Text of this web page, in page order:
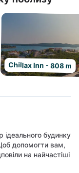
Chillax Inn - 808 m
будинку
допомогти вам,
на найчастіші